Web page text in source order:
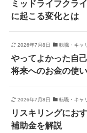
ミッドライフクラ
に起こる変化とは
2026年7月8日 転職・キャ
やってよかった自
将来へのお金の使
2026年7月8日 転職・キャ
リスキリングにお
補助金を解説